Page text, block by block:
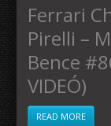
Ferrari
Pirelli –
Bence
VIDEÓ)
READ MORE